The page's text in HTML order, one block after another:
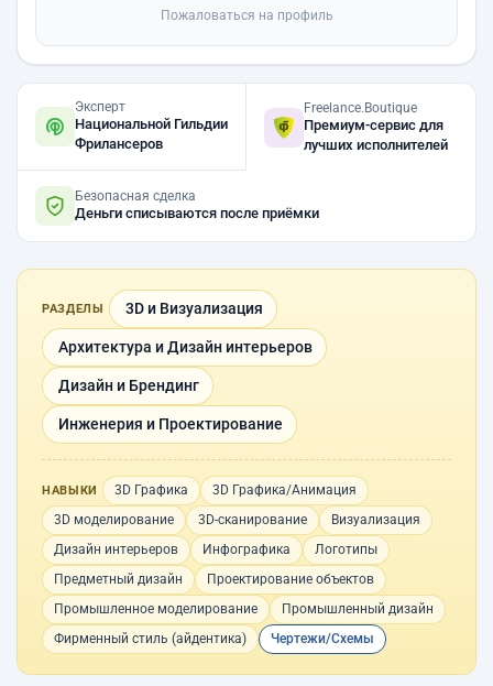
Пожаловаться на профиль
Эксперт
Национальной Гильдии
Фрилансеров
Freelance.Boutique
Премиум-сервис для
лучших исполнителей
Безопасная сделка
Деньги списываются после приёмки
РАЗДЕЛЫ 3D и Визуализация
Архитектура и Дизайн интерьеров
Дизайн и Брендинг
Инженерия и Проектирование
НАВЫКИ 3D Графика
3D Графика/Анимация
3D моделирование
3D-сканирование
Визуализация
Дизайн интерьеров
Инфографика
Логотипы
Предметный дизайн
Проектирование объектов
Промышленное моделирование
Промышленный дизайн
Фирменный стиль (айдентика)
Чертежи/Схемы